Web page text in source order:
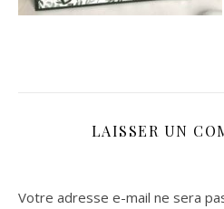
LAISSER UN
Votre adresse e-mail ne sera